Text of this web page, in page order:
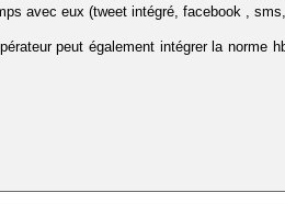
avec eux (tweet intégré, facebook ,
peut également intégrer la norme